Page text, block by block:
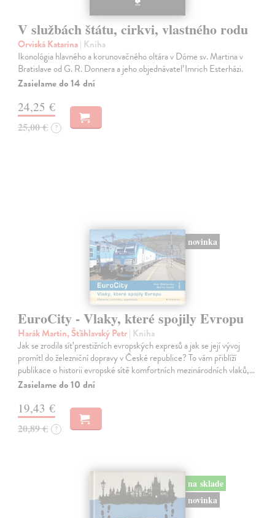
V službách štátu, cirkvi, vlastného rodu
Orviská Katarína| Kniha
Ikonológia hlavného a korunovačného oltára v Dóme sv. Martina v
Bratislave od G. R. Donnera a jeho objednávateľ Imrich Esterházi.
Zasielame do 14 dní
24,25 €
25,00 € ?
novinka
EuroCity - Vlaky, které spojily Evropu
Harák Martin, Šťáhlavský Petr| Kniha
Jak se zrodila síť prestižních evropských expresů a jak se její vývoj
promítl do železniční dopravy v České republice? To vám přiblíží
publikace o historii evropské sítě komfortních mezinárodních vlaků,…
Zasielame do 10 dní
19,43 €
20,89 € ?
na sklade
novinka